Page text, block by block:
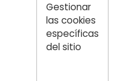
Gestionar
las cookies
específicas
del sitio